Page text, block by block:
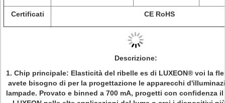
Certificati CE RoHS
Descrizione:
1. Chip principale: Elasticità del ribelle es di LUXEON® voi la
avete bisogno di per la progettazione le apparecchi
lampade. Provato e binned a 700 mA, progetti con confidenza